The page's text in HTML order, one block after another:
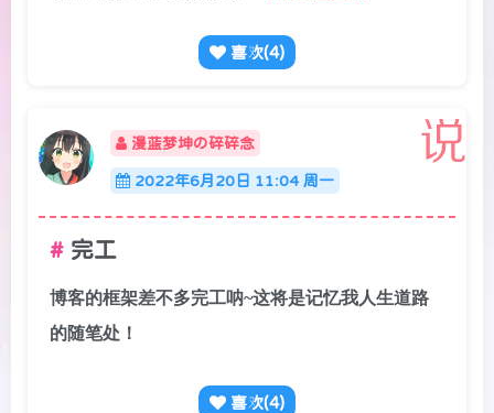
喜欢(4)
漫蓝梦坤の碎碎念
2022年6月20日 11:04 周一
完工
博客的框架差不多完工呐~这将是记忆我人生道路
的随笔处！
喜欢(4)